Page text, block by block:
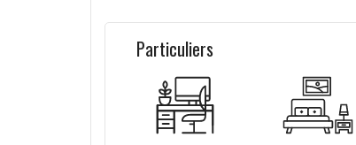
Particuliers